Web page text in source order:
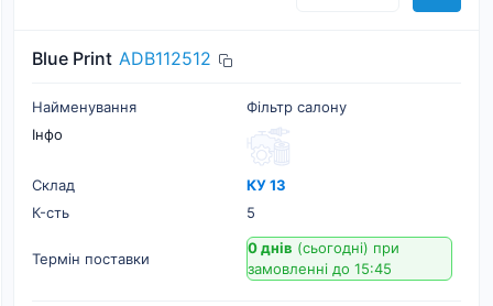
Blue Print ADB112512
Найменування
Фільтр салону
Інфо
Склад
КУ 13
К-cть
5
Термін поставки
0 днів (сьогодні) при
замовленні до 15:45